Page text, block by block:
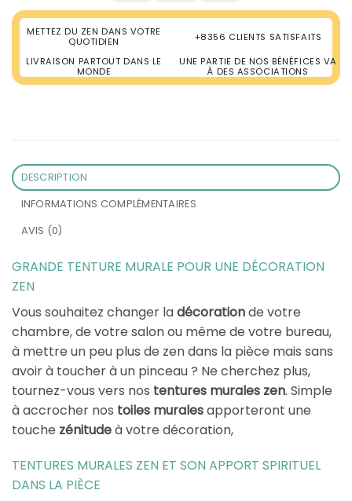
METTEZ DU ZEN DANS VOTRE
QUOTIDIEN
+8356 CLIENTS SATISFAITS
LIVRAISON PARTOUT DANS LE
MONDE
UNE PARTIE DE NOS BÉNÉFICES VA
À DES ASSOCIATIONS
DESCRIPTION
INFORMATIONS COMPLÉMENTAIRES
AVIS (0)
GRANDE TENTURE MURALE POUR UNE DÉCORATION
ZEN
Vous souhaitez changer ladécorationde votre
chambre, de votre salon ou même de votre bureau,
à mettre un peu plus de zen dans la pièce mais sans
avoir à toucher à un pinceau ? Ne cherchez plus,
tournez-vous vers nos tentures murales zen. Simple
à accrocher nos toiles muralesapporteront une
touche zénitudeà votre décoration,
TENTURES MURALES ZEN ET SON APPORT SPIRITUEL
DANS LA PIÈCE